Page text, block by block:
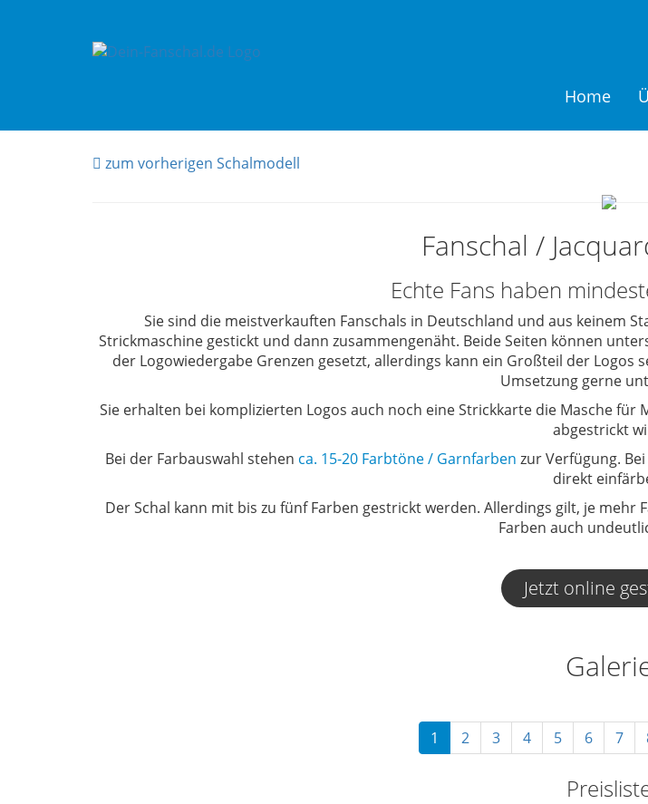
Home
zum vorherigen Schalmodell
Fanschal /
Echte Fans haben
Sie sind diemeistverkauften Fanschals in Deutschland und aus keinem
Strickmaschine gestickt und dann zusammengenäht. Beide Seiten können
der Logowiedergabe Grenzen gesetzt, allerdings kann ein Großteil der
Umsetzung gerne
Sie erhalten bei komplizierten Logos auch noch eine Strickkarte die Masche
abgestrickt
Bei der Farbauswahl stehen ca. 15-20 Farbtöne / Garnfarben zur Verfügung.
direkt
Der Schal kann mit bis zu fünf Farben gestrickt werden. Allerdings gilt, je
Farben auch
Jetzt online
1 2 3 4 5 6 7